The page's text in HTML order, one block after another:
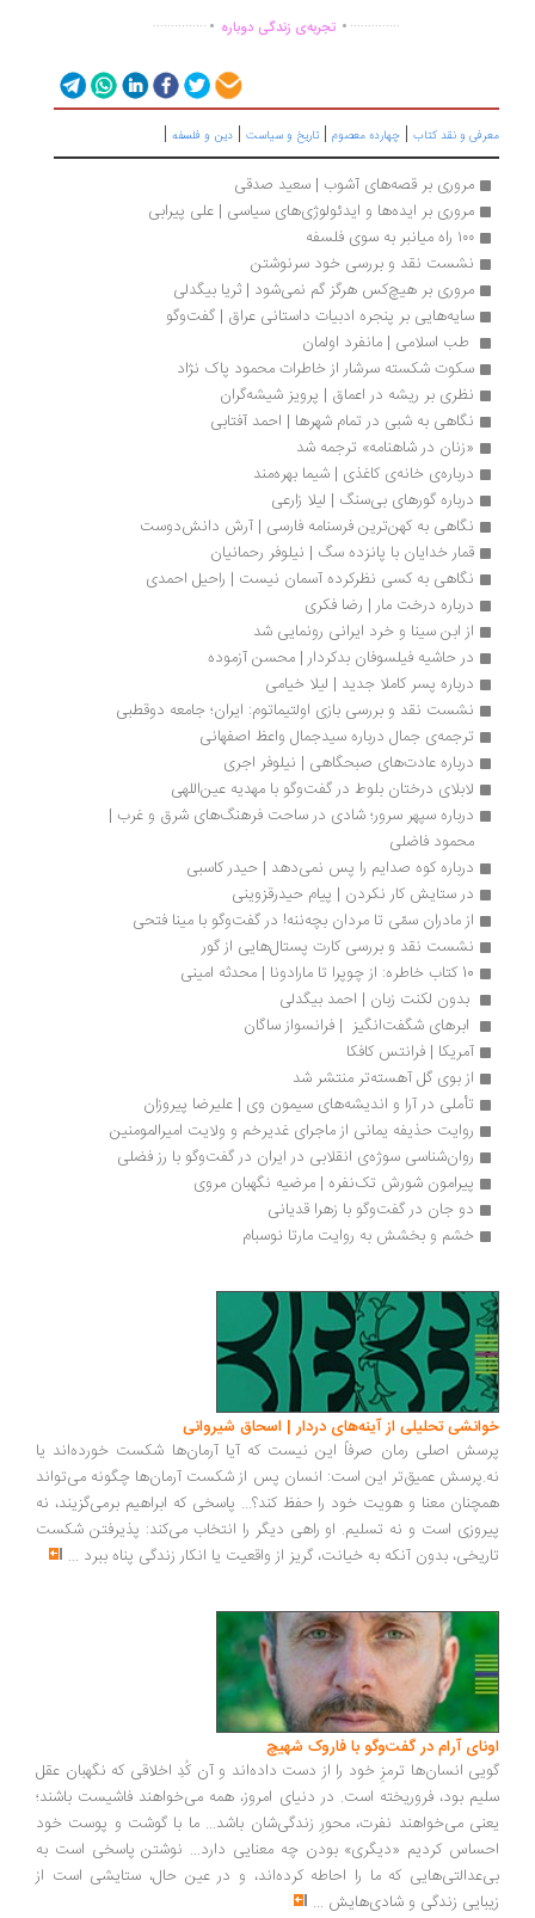
................تجربه‌ی زندگی دوباره ...............
و نقد کتاب|چهارده معصوم|تاریخ و سیاست|دین و فلسفه|
مروری بر قصه‌های آشوب | سعید صدقی
مروری بر ایده‌ها و ایدئولوژی‌های سیاسی | علی پیرابی
نشست نقد و بررسی خود سرنوشتن
مروری بر هیچ‌کس هرگز گم نمی‌شود | ثریا بیگدلی
سایه‌هایی بر پنجره ادبیات داستانی عراق | گفت‌وگو
طب اسلامی | مانفرد اولمان
سکوت شکسته سرشار از خاطرات محمود پاک نژاد
نظری بر ریشه در اعماق | پرویز شیشه‌گران
نگاهی به شبی در تمام شهرها | احمد آفتابی
«زنان در شاهنامه» ترجمه شد
درباره‌ی خانه‌ی کاغذی | شیما بهره‌مند
درباره گورهای بی‌سنگ | لیلا زارعی
نگاهی به کهن‌ترین فرسنامه فارسی | آرش دانش‌دوست
قمار خدایان با پانزده سگ | نیلوفر رحمانیان
نگاهی به کسی نظرکرده آسمان نیست | راحیل احمدی
درباره درخت مار | رضا فکری
از ابن سینا و خرد ایرانی رونمایی شد
در حاشیه فیلسوفان بدکردار | محسن آزموده
درباره پسر کاملا جدید | لیلا خیامی
نشست نقد و بررسی بازی اولتیماتوم: ایران؛ جامعه دوقطبی
ترجمه‌ی جمال درباره سیدجمال واعظ اصفهانی
درباره عادت‌های صبحگاهی | نیلوفر اجری
لابلای درختان بلوط در گفت‌وگو با مهدیه عین‌اللهی
درباره سپهر سرور؛ شادی در ساحت فرهنگ‌های شرق و غرب |
محمود فاضلی
درباره کوه صدایم را پس نمی‌دهد | حیدر کاسبی
در ستایش کار نکردن | پیام حیدرقزوینی
از مادران سمّی تا مردان بچه‌ننه! در گفت‌وگو با مینا فتحی
نشست نقد و بررسی کارت پستال‌هایی از گور
بدون لکنت زبان | احمد بیگدلی
ابرهای شگفت‌انگیز  | فرانسواز ساگان
آمریکا | فرانتس کافکا
از بوی گل آهسته‌تر منتشر شد
تأملی در آرا و اندیشه‌های سیمون وی | علیرضا پیروزان
روایت حذیفه یمانی از ماجرای غدیرخم و ولایت امیرالمومنین
روان‌شناسی سوژه‌ی انقلابی در ایران در گفت‌وگو با رز فضلی
پیرامون شورش تک‌نفره | مرضیه نگهبان مروی
دو جان در گفت‌وگو با زهرا قدیانی
خشم و بخشش به روایت مارتا نوسبام
تحلیلی از آینه‌های دردار | اسحاق شیروانی
اصلی رمان صرفاً این نیست که آیا آرمان‌ها شکست خورده‌اند یا
عمیق‌تر این است: انسان پس از شکست آرمان‌ها چگونه می‌تواند
معنا و هویت خود را حفظ کند؟... پاسخی که ابراهیم برمی‌گزیند، نه
است و نه تسلیم. او راهی دیگر را انتخاب می‌کند: پذیرفتن شکست
بدون آنکه به خیانت، گریز از واقعیت یا انکار زندگی پناه ببرد...
آرام در گفت‌وگو با فاروک شهیچ‭
انسان‌ها ترمزِ خود را از دست داده‌اند و آن کُدِ اخلاقی که نگهبان عقل
بود، فروریخته است. در دنیای امروز، همه می‌خواهند فاشیست باشند؛
می‌خواهند نفرت، محورِ زندگی‌شان باشد... ما با گوشت و پوست خود
کردیم «دیگری» بودن چه معنایی دارد... نوشتن پاسخی است به
که ما را احاطه کرده‌اند، و در عین حال، ستایشی است از
زندگی و شادی‌هایش...